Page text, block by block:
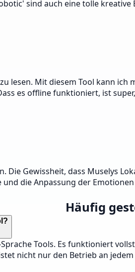
sind auch eine tolle
lesen. Mit diesem Tool kann
es offline funktioniert, ist
Gewissheit, dass Muselys
die Anpassung der
Häufig
Tools. Es funktioniert
nicht nur den Betrieb an